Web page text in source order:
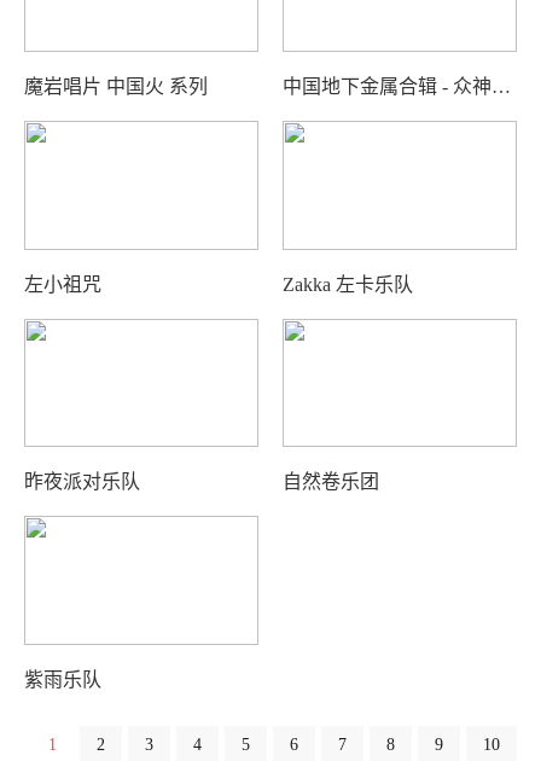
魔岩唱片 中国火 系列 中国地下金属合辑 - 众神复活 系列
左小祖咒 Zakka 左卡乐队
昨夜派对乐队 自然卷乐团
紫雨乐队
1 2 3 4 5 6 7 8 9 10